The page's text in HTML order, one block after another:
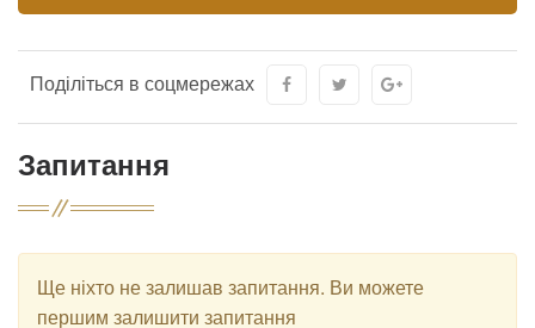
Поділіться в соцмережах
Запитання
Ще ніхто не залишав запитання. Ви можете
першим залишити запитання